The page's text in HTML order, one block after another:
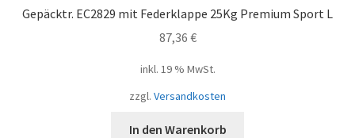
Gepäcktr. EC2829 mit Federklappe 25Kg Premium Sport L
87,36 €
inkl. 19 % MwSt.
zzgl. Versandkosten
In den Warenkorb